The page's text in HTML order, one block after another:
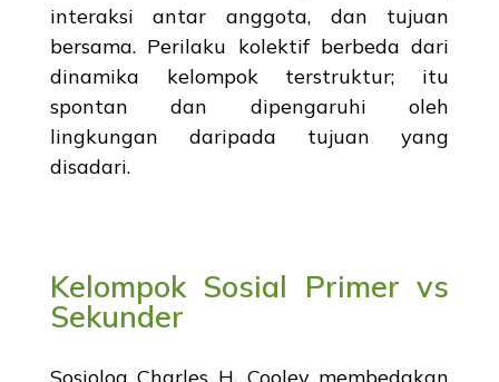
interaksi antar anggota, dan tujuan
bersama. Perilaku kolektif berbeda dari
dinamika kelompok terstruktur; itu
spontan dan dipengaruhi oleh
lingkungan daripada tujuan yang
disadari.
Kelompok Sosial Primer vs
Sekunder
Sosiolog Charles H. Cooley membedakan